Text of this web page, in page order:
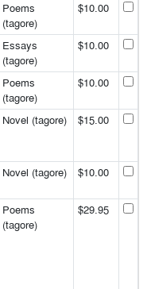
Poems
(tagore)
$10.00
Essays
(tagore)
$10.00
Poems
(tagore)
$10.00
Novel (tagore) $15.00
Novel (tagore) $10.00
Poems
(tagore)
$29.95